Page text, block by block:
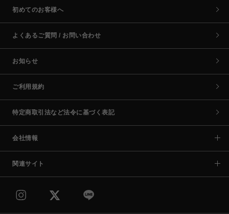
初めてのお客様へ
よくあるご質問 / お問い合わせ
お知らせ
ご利用規約
特定商取引法など法令に基づく表記
会社情報
関連サイト